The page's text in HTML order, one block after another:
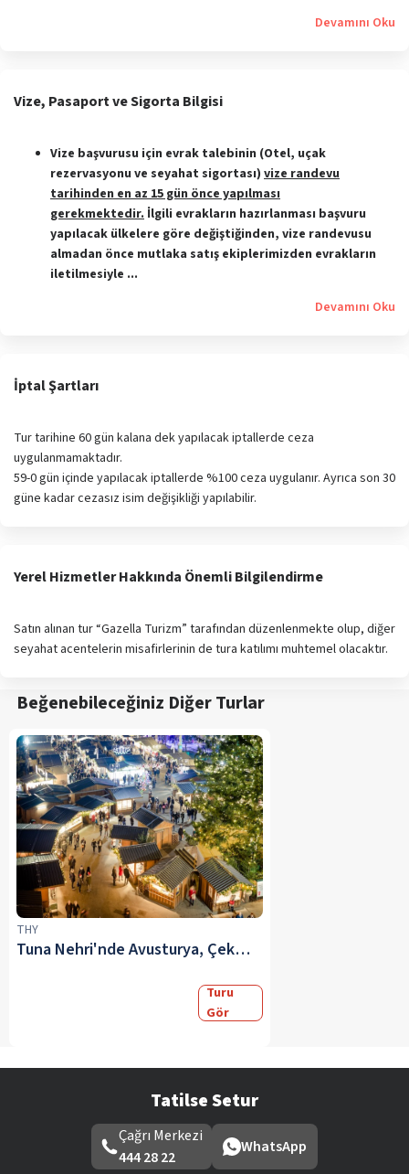
Devamını Oku
Vize, Pasaport ve Sigorta Bilgisi
Vize başvurusu için evrak talebinin (Otel, uçak
rezervasyonu ve seyahat sigortası) vize randevu
tarihinden en az 15 gün önce yapılması
gerekmektedir. İlgili evrakların hazırlanması başvuru
yapılacak ülkelere göre değiştiğinden, vize randevusu
almadan önce mutlaka satış ekiplerimizden evrakların
iletilmesiyle ...
Devamını Oku
İptal Şartları
Tur tarihine 60 gün kalana dek yapılacak iptallerde ceza
uygulanmamaktadır.
59-0 gün içinde yapılacak iptallerde %100 ceza uygulanır. Ayrıca son 30
güne kadar cezasız isim değişikliği yapılabilir.
Yerel Hizmetler Hakkında Önemli Bilgilendirme
Satın alınan tur “Gazella Turizm” tarafından düzenlenmekte olup, diğer
seyahat acentelerin misafirlerinin de tura katılımı muhtemel olacaktır.
Beğenebileceğiniz Diğer Turlar
THY
Tuna Nehri'nde Avusturya, Çekya ve Almanya SE (Gemide Ultra Her Şey Dahil) (2) (Prag Konaklamalı) S&C
Turu
Gör
Tatilse Setur
Çağrı Merkezi
444 28 22
WhatsApp